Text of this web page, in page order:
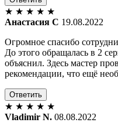
★ ★ ★ ★ ★
Анастасия С 19.08.2022
Огромное спасибо
До этого обращалась в 2
объяснил. Здесь мастер
рекомендации, что ещё
Ответить
★ ★ ★ ★ ★
Vladimir N. 08.08.2022